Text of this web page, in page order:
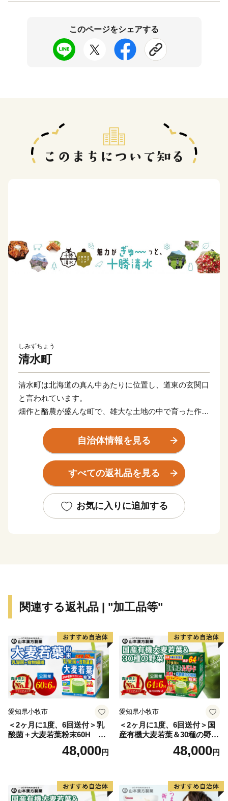
このページをシェアする
しみずちょう
清水町
清水町は北海道の真ん中あたりに位置し、道東の玄関口
と言われています。
畑作と酪農が盛んな町で、雄大な土地の中で育った作物
牛・豚・鶏・羊といった肉の種類が豊富で、コンクール
や大会で受賞するほどの高品質なお肉が集まっていま
乳・チーズ・アイスといった乳製品も魅力の町で、まさ
に「食の宝庫」と呼べる町です。
一翁が中心となって開拓の一歩が踏み出されたまちであ
り、町内には当時の史跡が数多く残されています。
北海道の主要都市からのアクセスも良く、車、ＪＲ、飛
行機といった交通の便も優れているため、自然が豊かで
力的な町となっています。
ちに気づく まちを築く とかち清水～想いをミライに
人との絆や心の繋がりあふれる地域コミュニティで住み
続けたいと思えるまちづくりを実現するために、清水町
自治体情報を見る
すべての返礼品を見る
お気に入りに追加する
関連する返礼品 | "加工品等"
愛知県小牧市
＜2ヶ月に1度、6回送付＞乳
酸菌＋大麦若葉粉末60H 山
48,000円
愛知県小牧市
＜2ヶ月に1度、6回送付＞国
産有機大麦若葉＆30種の野
菜 山本漢方 定期便
48,000円